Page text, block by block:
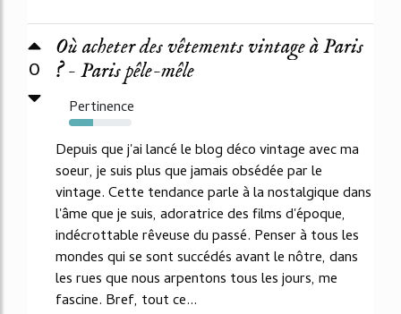
0
Où acheter des vêtements vintage à Paris
? - Paris pêle-mêle
Pertinence
39%
Depuis que j'ai lancé le blog déco vintage avec ma
soeur, je suis plus que jamais obsédée par le
vintage. Cette tendance parle à la nostalgique dans
l'âme que je suis, adoratrice des films d'époque,
indécrottable rêveuse du passé. Penser à tous les
mondes qui se sont succédés avant le nôtre, dans
les rues que nous arpentons tous les jours, me
fascine. Bref, tout ce...